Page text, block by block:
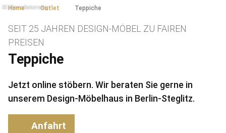
Home Outlet Teppiche
Teppiche
SEIT 25 JAHREN DESIGN-MÖBEL ZU FAIREN
PREISEN
Jetzt online stöbern. Wir beraten Sie gerne in
unserem Design-Möbelhaus in Berlin-Steglitz.
Anfahrt